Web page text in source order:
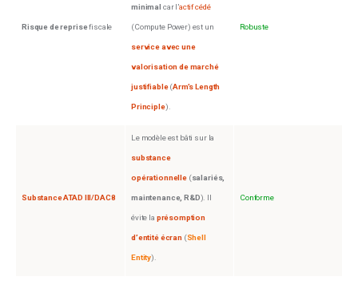
Risque de reprisefiscale
minimal car l’actif cédé
(Compute Power) est un
service avec une
valorisation de marché
justifiable(Arm’s Length
Principle).
Robuste
Substance ATAD III/DAC8
Le modèle est bâti sur la
substance
opérationnelle (salariés,
maintenance, R&D). Il
évite la présomption
d’entité écran (Shell
Entity).
Conforme